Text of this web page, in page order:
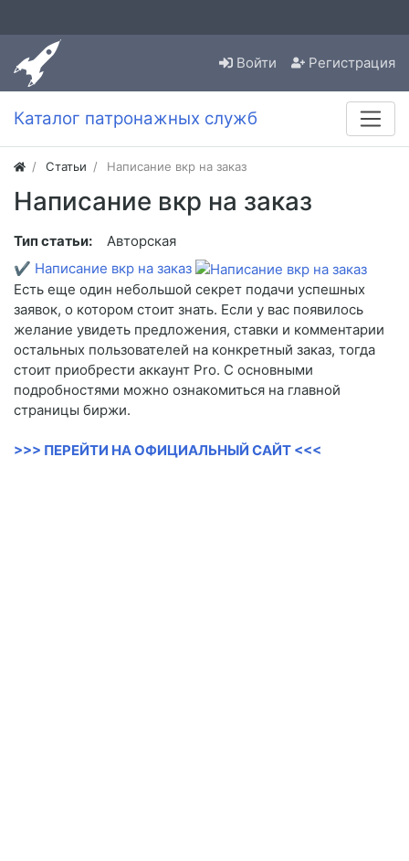
Войти Регистрация
Каталог патронажных служб
Статьи Написание вкр на заказ
Написание вкр на заказ
Тип статьи:
Авторская
✔ Написание вкр на заказ
Есть еще один небольшой секрет подачи успешных
заявок, о котором стоит знать. Если у вас появилось
желание увидеть предложения, ставки и комментарии
остальных пользователей на конкретный заказ, тогда
стоит приобрести аккаунт Pro. С основными
подробностями можно ознакомиться на главной
страницы биржи.
>>> ПЕРЕЙТИ НА ОФИЦИАЛЬНЫЙ САЙТ <<<